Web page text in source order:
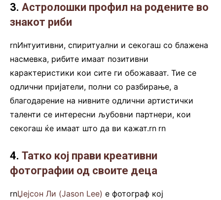
3. Астролошки профил на родените во
знакот риби
rnИнтуитивни, спиритуални и секогаш со блажена
насмевка, рибите имаат позитивни
карактеристики кои сите ги обожаваат. Тие се
одлични пријатели, полни со разбирање, а
благодарение на нивните одлични артистички
таленти се интересни љубовни партнери, кои
секогаш ќе имаат што да ви кажат.rn rn
4. Татко кој прави креативни
фотографии од своите деца
rnЏејсон Ли (Jason Lee) е фотограф кој